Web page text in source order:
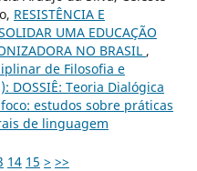
RESISTÊNCIA E
UMA EDUCAÇÃO
NO BRASIL ,
de Filosofia e
DOSSIÊ: Teoria Dialógica
estudos sobre práticas
de linguagem
14 15 > >>